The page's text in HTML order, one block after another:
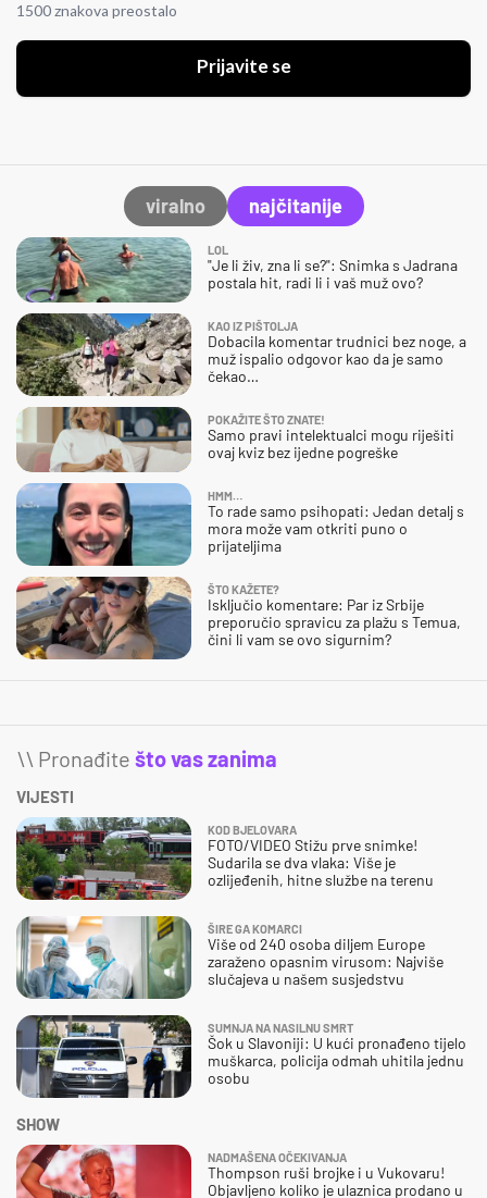
1500 znakova preostalo
Prijavite se
viralno najčitanije
LOL
"Je li živ, zna li se?": Snimka s Jadrana
postala hit, radi li i vaš muž ovo?
KAO IZ PIŠTOLJA
Dobacila komentar trudnici bez noge, a
muž ispalio odgovor kao da je samo
čekao…
POKAŽITE ŠTO ZNATE!
Samo pravi intelektualci mogu riješiti
ovaj kviz bez ijedne pogreške
HMM…
To rade samo psihopati: Jedan detalj s
mora može vam otkriti puno o
prijateljima
ŠTO KAŽETE?
Isključio komentare: Par iz Srbije
preporučio spravicu za plažu s Temua,
čini li vam se ovo sigurnim?
\\ Pronađite što vas zanima
VIJESTI
KOD BJELOVARA
FOTO/VIDEO Stižu prve snimke!
Sudarila se dva vlaka: Više je
ozlijeđenih, hitne službe na terenu
ŠIRE GA KOMARCI
Više od 240 osoba diljem Europe
zaraženo opasnim virusom: Najviše
slučajeva u našem susjedstvu
SUMNJA NA NASILNU SMRT
Šok u Slavoniji: U kući pronađeno tijelo
muškarca, policija odmah uhitila jednu
osobu
SHOW
NADMAŠENA OČEKIVANJA
Thompson ruši brojke i u Vukovaru!
Objavljeno koliko je ulaznica prodano u